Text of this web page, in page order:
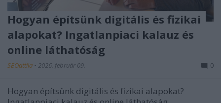
Hogyan építsünk digitális és fizikai
alapokat? Ingatlanpiaci kalauz és
online láthatóság
SEOattila • 2026. február 09. 0
Hogyan építsünk digitális és fizikai alapokat?